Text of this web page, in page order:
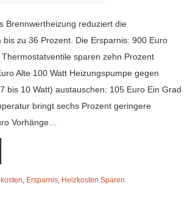
Brennwertheizung reduziert die
bis zu 36 Prozent. Die Ersparnis: 900 Euro
sparen zehn Prozent
Alte 100 Watt Heizungspumpe gegen
bis 10 Watt) austauschen: 105 Euro Ein Grad
bringt sechs Prozent geringere
Vorhänge…
, Ersparnis, Heizkosten Sparen